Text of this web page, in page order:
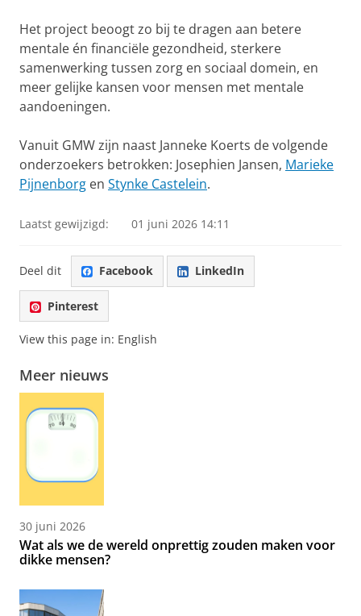
Het project beoogt zo bij te dragen aan betere
mentale én financiële gezondheid, sterkere
samenwerking tussen zorg en sociaal domein, en
meer gelijke kansen voor mensen met mentale
aandoeningen.
Vanuit GMW zijn naast Janneke Koerts de volgende
onderzoekers betrokken: Josephien Jansen, Marieke
Pijnenborg en Stynke Castelein.
Laatst gewijzigd: 01 juni 2026 14:11
Deel dit Facebook LinkedIn
Pinterest
View this page in: English
Meer nieuws
30 juni 2026
Wat als we de wereld onprettig zouden maken voor
dikke mensen?